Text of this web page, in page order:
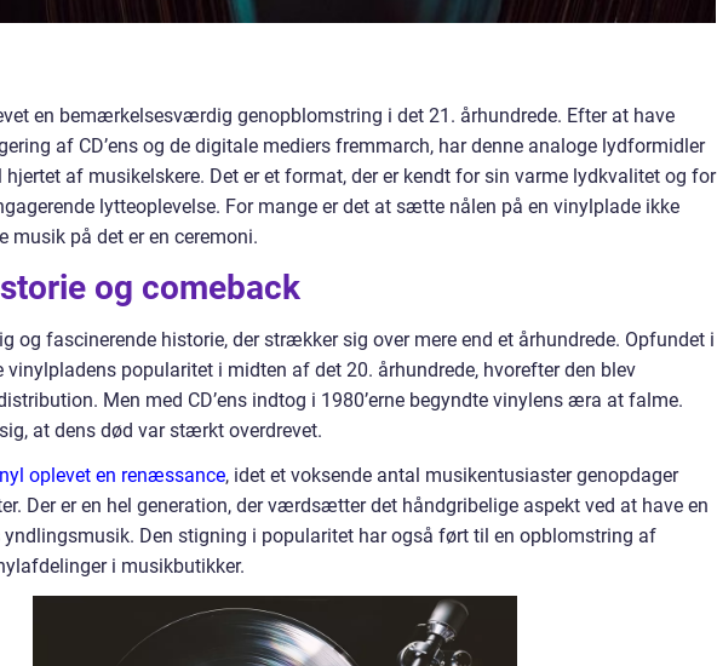
en bemærkelsesværdig genopblomstring i det 21. århundrede. Efter at have
af CD’ens og de digitale mediers fremmarch, har denne analoge lydformidler
af musikelskere. Det er et format, der er kendt for sin varme lydkvalitet og for
lytteoplevelse. For mange er det at sætte nålen på en vinylplade ikke
musik på det er en ceremoni.
og comeback
og fascinerende historie, der strækker sig over mere end et århundrede. Opfundet i
vinylpladens popularitet i midten af det 20. århundrede, hvorefter den blev
Men med CD’ens indtog i 1980’erne begyndte vinylens æra at falme.
at dens død var stærkt overdrevet.
oplevet en renæssance, idet et voksende antal musikentusiaster genopdager
Der er en hel generation, der værdsætter det håndgribelige aspekt ved at have en
Den stigning i popularitet har også ført til en opblomstring af
i musikbutikker.